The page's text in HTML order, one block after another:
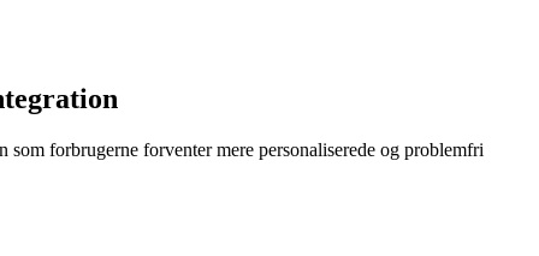
forbrugerne forventer mere personaliserede og problemfri